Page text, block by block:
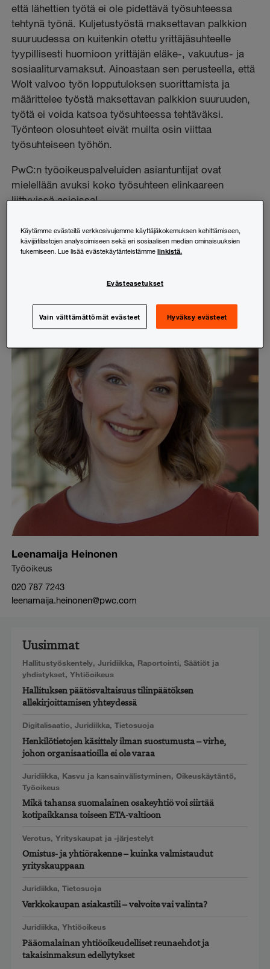
että lähettien työtä ei ole pidettävä työsuhteessa
tehtynä työnä. Kuljetustyöstä maksettavan palkkion
suuruudessa on kuitenkin otettu yrittäjäsuhteelle
tyypillisesti huomioon yrittäjän eläke-, vakuutus- ja
sosiaaliturvamaksut. Ainoastaan sen perusteella, että
Wolt valvoo työn lopputuloksen suorittamista ja
määrittelee työstä maksettavan palkkion suuruuden,
työtä ei voida katsoa työsuhteessa tehtäväksi.
Työnteon olosuhteet eivät muilta osin viittaa
työsuhteiseen työhön.
PwC:n työoikeuspalveluiden asiantuntijat ovat
mielellään avuksi koko työsuhteen elinkaareen
liittyvissä asioissa!
Jaa: LinkedIn Facebook
X (Twitter)
Kopioi linkki
Leenamaija Heinonen
Työoikeus
020 787 7243
leenamaija.heinonen@pwc.com
Uusimmat
Hallitustyöskentely, Juridiikka, Raportointi, Säätiöt ja
yhdistykset, Yhtiöoikeus
Hallituksen päätösvaltaisuus tilinpäätöksen
allekirjoittamisen yhteydessä
Digitalisaatio, Juridiikka, Tietosuoja
Henkilötietojen käsittely ilman suostumusta – virhe,
johon organisaatioilla ei ole varaa
Juridiikka, Kasvu ja kansainvälistyminen, Oikeuskäytäntö,
Työoikeus
Mikä tahansa suomalainen osakeyhtiö voi siirtää
kotipaikkansa toiseen ETA-valtioon
Verotus, Yrityskaupat ja -järjestelyt
Omistus- ja yhtiörakenne – kuinka valmistaudut
yrityskauppaan
Juridiikka, Tietosuoja
Verkkokaupan asiakastili – velvoite vai valinta?
Juridiikka, Yhtiöoikeus
Pääomalainan yhtiöoikeudelliset reunaehdot ja
takaisinmaksun edellytykset
Käytämme evästeitä verkkosivujemme käyttäjäkokemuksen kehittämiseen,
kävijätilastojen analysoimiseen sekä eri sosiaalisen median ominaisuuksien
tukemiseen. Lue lisää evästekäytänteistämmelinkistä.
Evästeasetukset
Vain välttämättömät evästeet Hyväksy evästeet